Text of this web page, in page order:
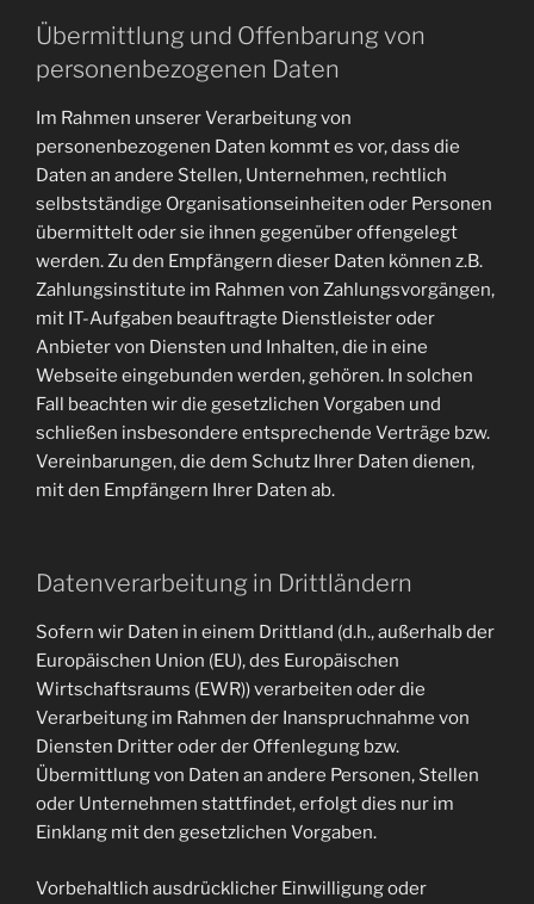
Übermittlung und Offenbarung von
personenbezogenen Daten
Im Rahmen unserer Verarbeitung von
personenbezogenen Daten kommt es vor, dass die
Daten an andere Stellen, Unternehmen, rechtlich
selbstständige Organisationseinheiten oder Personen
übermittelt oder sie ihnen gegenüber offengelegt
werden. Zu den Empfängern dieser Daten können z.B.
Zahlungsinstitute im Rahmen von Zahlungsvorgängen,
mit IT-Aufgaben beauftragte Dienstleister oder
Anbieter von Diensten und Inhalten, die in eine
Webseite eingebunden werden, gehören. In solchen
Fall beachten wir die gesetzlichen Vorgaben und
schließen insbesondere entsprechende Verträge bzw.
Vereinbarungen, die dem Schutz Ihrer Daten dienen,
mit den Empfängern Ihrer Daten ab.
Datenverarbeitung in Drittländern
Sofern wir Daten in einem Drittland (d.h., außerhalb der
Europäischen Union (EU), des Europäischen
Wirtschaftsraums (EWR)) verarbeiten oder die
Verarbeitung im Rahmen der Inanspruchnahme von
Diensten Dritter oder der Offenlegung bzw.
Übermittlung von Daten an andere Personen, Stellen
oder Unternehmen stattfindet, erfolgt dies nur im
Einklang mit den gesetzlichen Vorgaben.
Vorbehaltlich ausdrücklicher Einwilligung oder